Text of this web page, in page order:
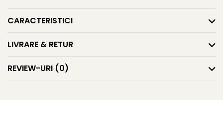
COLIER FIICA
Marime perla: aprox. 4 mm
CARACTERISTICI
LIVRARE & RETUR
REVIEW-URI (0)